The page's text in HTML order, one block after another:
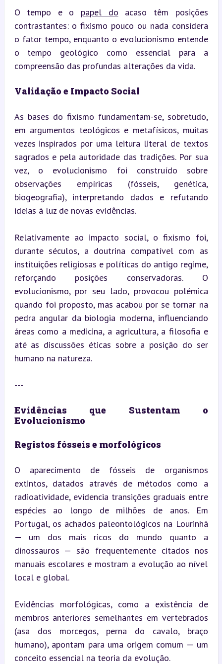
O tempo e o papel do acaso têm posições
contrastantes: o fixismo pouco ou nada considera
o fator tempo, enquanto o evolucionismo entende
o tempo geológico como essencial para a
compreensão das profundas alterações da vida.
Validação e Impacto Social
As bases do fixismo fundamentam-se, sobretudo,
em argumentos teológicos e metafísicos, muitas
vezes inspirados por uma leitura literal de textos
sagrados e pela autoridade das tradições. Por sua
vez, o evolucionismo foi construído sobre
observações empíricas (fósseis, genética,
biogeografia), interpretando dados e refutando
ideias à luz de novas evidências.
Relativamente ao impacto social, o fixismo foi,
durante séculos, a doutrina compatível com as
instituições religiosas e políticas do antigo regime,
reforçando posições conservadoras. O
evolucionismo, por seu lado, provocou polémica
quando foi proposto, mas acabou por se tornar na
pedra angular da biologia moderna, influenciando
áreas como a medicina, a agricultura, a filosofia e
até as discussões éticas sobre a posição do ser
humano na natureza.
---
Evidências que Sustentam o
Evolucionismo
Registos fósseis e morfológicos
O aparecimento de fósseis de organismos
extintos, datados através de métodos como a
radioatividade, evidencia transições graduais entre
espécies ao longo de milhões de anos. Em
Portugal, os achados paleontológicos na Lourinhã
— um dos mais ricos do mundo quanto a
dinossauros — são frequentemente citados nos
manuais escolares e mostram a evolução ao nível
local e global.
Evidências morfológicas, como a existência de
membros anteriores semelhantes em vertebrados
(asa dos morcegos, perna do cavalo, braço
humano), apontam para uma origem comum — um
conceito essencial na teoria da evolução.